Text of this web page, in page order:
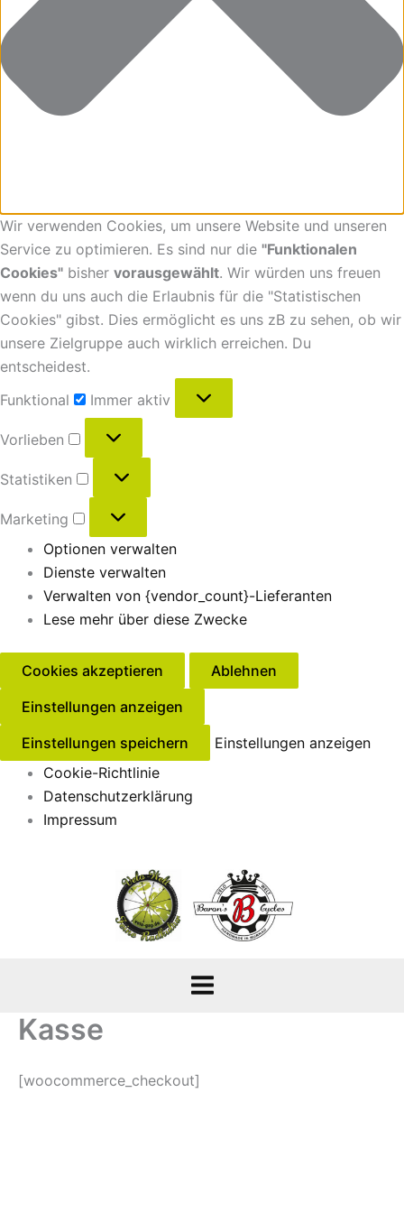
Wir verwenden Cookies, um unsere Website und unseren
Service zu optimieren. Es sind nur die "Funktionalen
Cookies" bisher vorausgewählt. Wir würden uns freuen
wenn du uns auch die Erlaubnis für die "Statistischen
Cookies" gibst. Dies ermöglicht es uns zB zu sehen, ob wir
unsere Zielgruppe auch wirklich erreichen. Du
entscheidest.
Funktional
Immer aktiv
Vorlieben
Statistiken
Marketing
Optionen verwalten
Dienste verwalten
Verwalten von {vendor_count}-Lieferanten
Lese mehr über diese Zwecke
Cookies akzeptieren
Ablehnen
Einstellungen anzeigen
Einstellungen speichern
Einstellungen anzeigen
Cookie-Richtlinie
Datenschutzerklärung
Impressum
Kasse
[woocommerce_checkout]